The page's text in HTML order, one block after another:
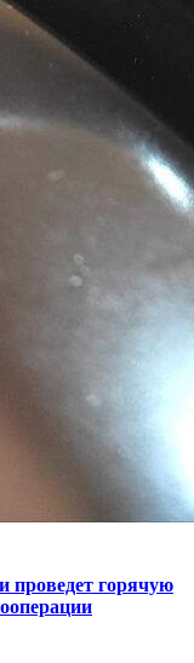
проведет горячую